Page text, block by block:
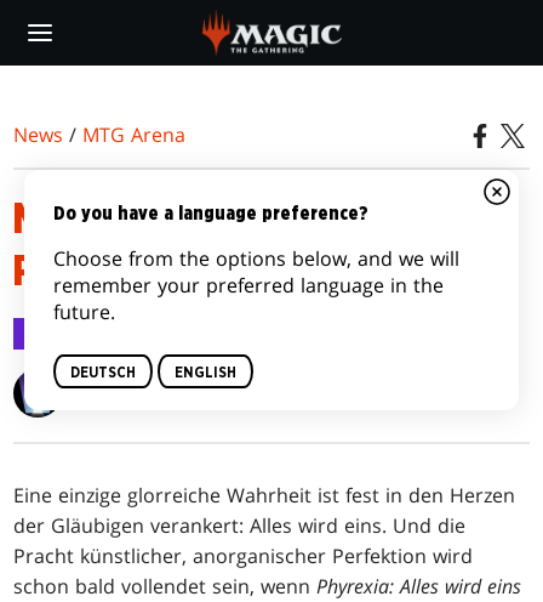
main
News / MTG Arena
MTG ARENA SETHINWEISE –
PHYREXIA: ALLES WIRD EINS
Wizards of the Coast
Eine einzige glorreiche Wahrheit ist fest in den Herzen
der Gläubigen verankert: Alles wird eins. Und die
Pracht künstlicher, anorganischer Perfektion wird
schon bald vollendet sein, wennPhyrexia: Alles wird eins
Do you have a language preference?
Choose from the options below, and we will
remember your preferred language in the
future.
DEUTSCH ENGLISH